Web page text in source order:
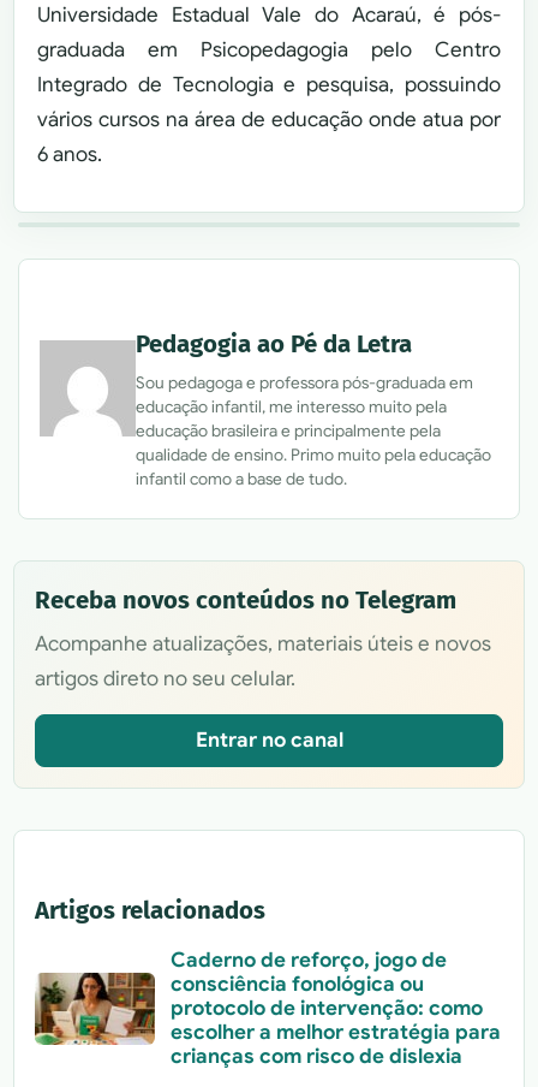
Universidade Estadual Vale do Acaraú, é pós-
graduada em Psicopedagogia pelo Centro
Integrado de Tecnologia e pesquisa, possuindo
vários cursos na área de educação onde atua por
6 anos.
Pedagogia ao Pé da Letra
Sou pedagoga e professora pós-graduada em
educação infantil, me interesso muito pela
educação brasileira e principalmente pela
qualidade de ensino. Primo muito pela educação
infantil como a base de tudo.
Receba novos conteúdos no Telegram
Acompanhe atualizações, materiais úteis e novos
artigos direto no seu celular.
Entrar no canal
Artigos relacionados
Caderno de reforço, jogo de
consciência fonológica ou
protocolo de intervenção: como
escolher a melhor estratégia para
crianças com risco de dislexia